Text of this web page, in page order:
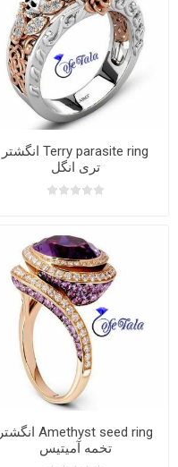
Terry parasite ring انگشتر
تری انگل
Amethyst seed ring انگشتر
تخمه آمیتیس